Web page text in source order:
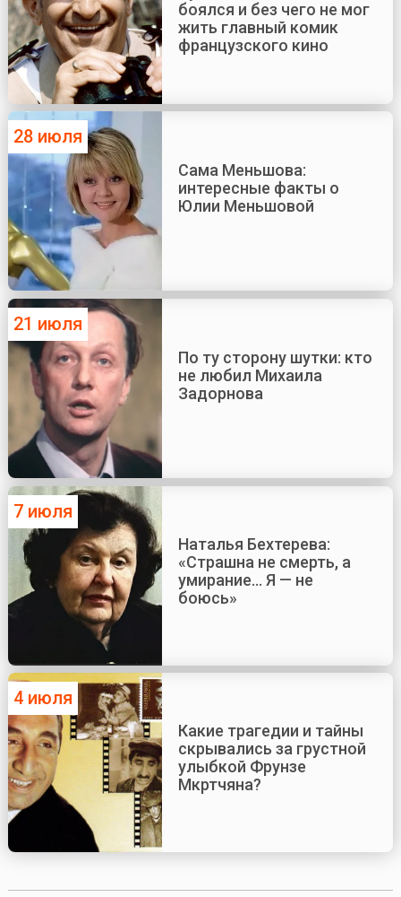
боялся и без чего не мог
жить главный комик
французского кино
28 июля
Сама Меньшова:
интересные факты о
Юлии Меньшовой
21 июля
По ту сторону шутки: кто
не любил Михаила
Задорнова
7 июля
Наталья Бехтерева:
«Страшна не смерть, а
умирание... Я — не
боюсь»
4 июля
Какие трагедии и тайны
скрывались за грустной
улыбкой Фрунзе
Мкртчяна?